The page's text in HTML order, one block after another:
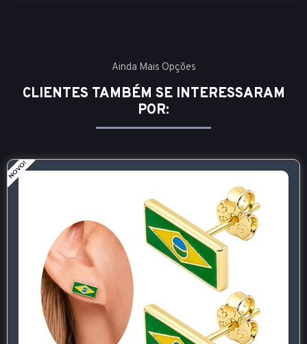
Ainda Mais Opções
CLIENTES TAMBÉM SE INTERESSARAM
POR: